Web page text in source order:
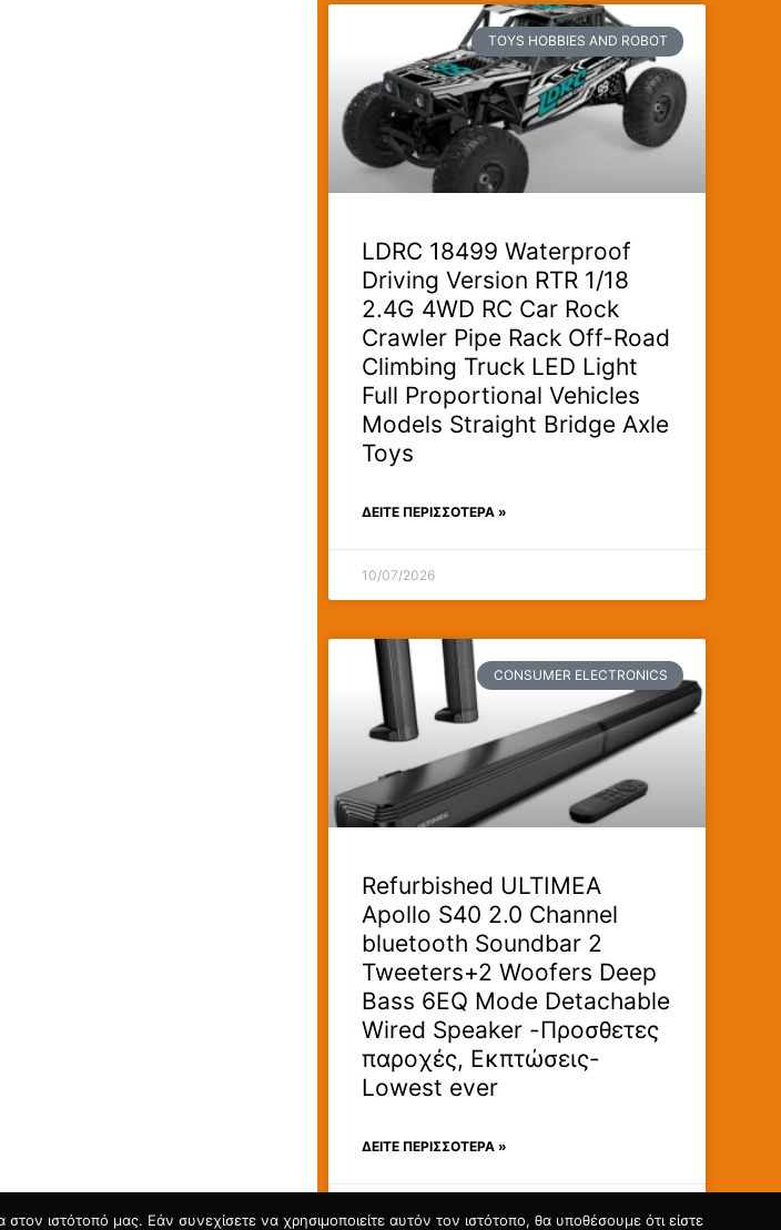
TOYS HOBBIES AND ROBOT
LDRC 18499 Waterproof
Driving Version RTR 1/18
2.4G 4WD RC Car Rock
Crawler Pipe Rack Off-Road
Climbing Truck LED Light
Full Proportional Vehicles
Models Straight Bridge Axle
Toys
ΔΕΊΤΕ ΠΕΡΙΣΣΟΤΕΡΑ »
10/07/2026
CONSUMER ELECTRONICS
Refurbished ULTIMEA
Apollo S40 2.0 Channel
bluetooth Soundbar 2
Tweeters+2 Woofers Deep
Bass 6EQ Mode Detachable
Wired Speaker -Προσθετες
παροχές, Εκπτώσεις-
Lowest ever
ΔΕΊΤΕ ΠΕΡΙΣΣΟΤΕΡΑ »
ιστότοπό μας. Εάν συνεχίσετε να χρησιμοποιείτε αυτόν τον ιστότοπο, θα υποθέσουμε ότι είστε